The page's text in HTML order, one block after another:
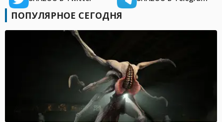
ПОПУЛЯРНОЕ СЕГОДНЯ